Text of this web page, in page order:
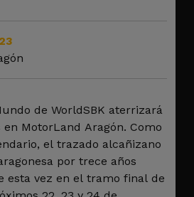
de WorldSBK aterrizará
MotorLand Aragón. Como
el trazado alcañizano
por trece años
esta vez en el tramo final de